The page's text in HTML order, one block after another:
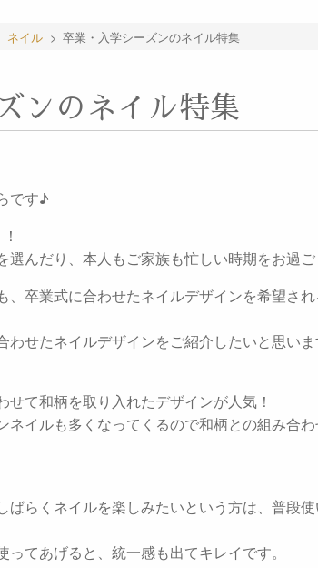
ネイル > 卒業・入学シーズンのネイル特集
ンのネイル特集
です♪
んだり、本人もご家族も忙しい時期をお過ご
、卒業式に合わせたネイルデザインを希望さ
わせたネイルデザインをご紹介したいと思い
て和柄を取り入れたデザインが人気！
ネイルも多くなってくるので和柄との組み合
らくネイルを楽しみたいという方は、普段
てあげると、統一感も出てキレイです。